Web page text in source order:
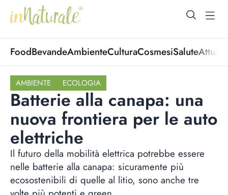
open
FoodBevandeAmbienteCulturaCosmesiSalute
AMBIENTE ECOLOGIA
Batterie alla canapa: una
nuova frontiera per le auto
elettriche
Il futuro della mobilità elettrica potrebbe essere
nelle batterie alla canapa: sicuramente più
ecosostenibili di quelle al litio, sono anche tre